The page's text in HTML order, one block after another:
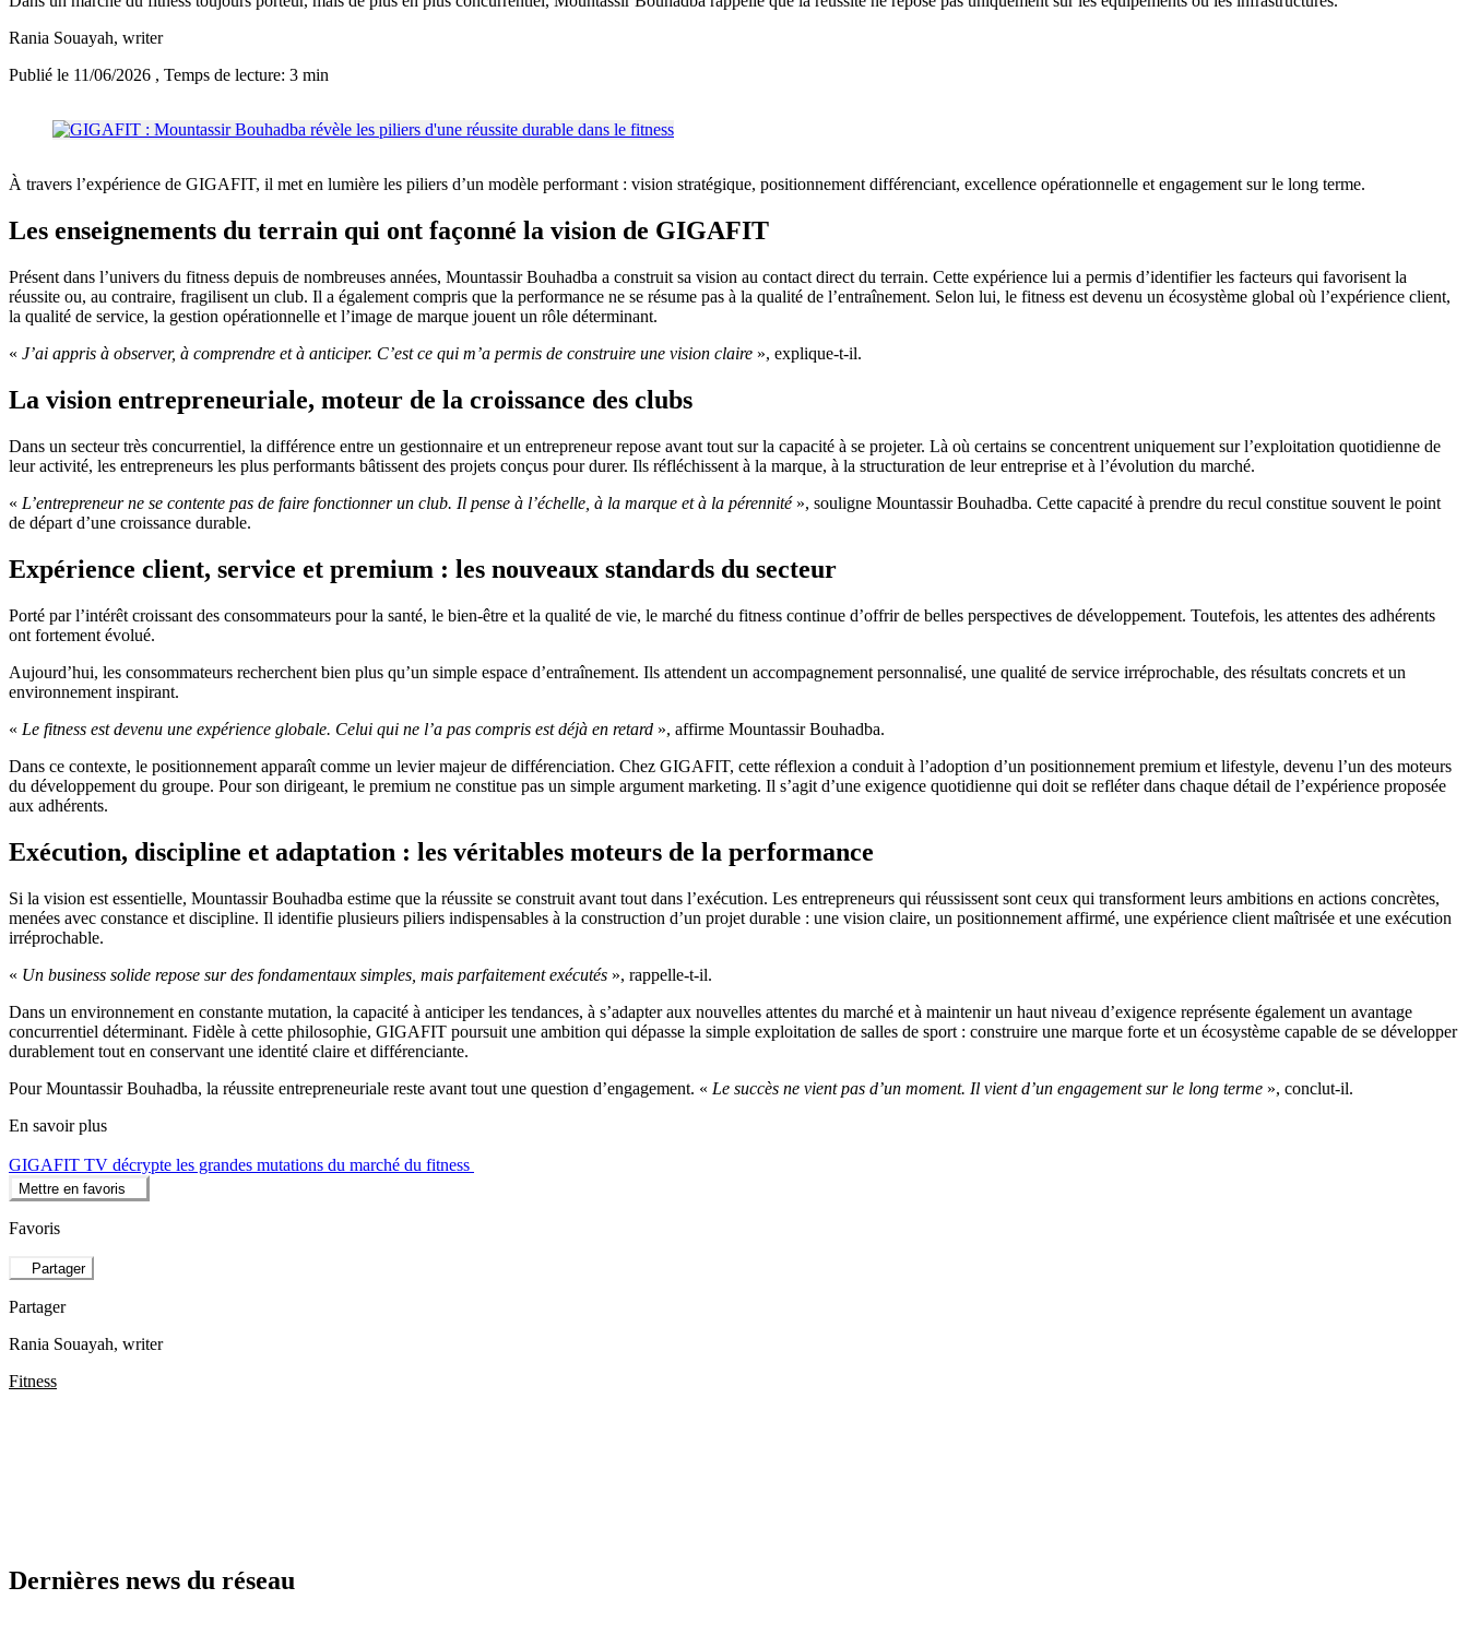
Rania Souayah, writer
Publié le 11/06/2026 , Temps de lecture: 3 min
À travers l’expérience de GIGAFIT, il met en lumière les piliers d’un modèle performant : vision stratégique, positionnement différenciant, excellence opérationnelle et engagement sur le long terme.
Les enseignements du terrain qui ont façonné la vision de GIGAFIT
Présent dans l’univers du fitness depuis de nombreuses années, Mountassir Bouhadba a construit sa vision au contact direct du terrain. Cette expérience lui a permis d’identifier les facteurs qui favorisent la
réussite ou, au contraire, fragilisent un club. Il a également compris que la performance ne se résume pas à la qualité de l’entraînement. Selon lui, le fitness est devenu un écosystème global où l’expérience client,
la qualité de service, la gestion opérationnelle et l’image de marque jouent un rôle déterminant.
« J’ai appris à observer, à comprendre et à anticiper. C’est ce qui m’a permis de construire une vision claire », explique-t-il.
La vision entrepreneuriale, moteur de la croissance des clubs
Dans un secteur très concurrentiel, la différence entre un gestionnaire et un entrepreneur repose avant tout sur la capacité à se projeter. Là où certains se concentrent uniquement sur l’exploitation quotidienne de
leur activité, les entrepreneurs les plus performants bâtissent des projets conçus pour durer. Ils réfléchissent à la marque, à la structuration de leur entreprise et à l’évolution du marché.
« L’entrepreneur ne se contente pas de faire fonctionner un club. Il pense à l’échelle, à la marque et à la pérennité», souligne Mountassir Bouhadba. Cette capacité à prendre du recul constitue souvent le point
de départ d’une croissance durable.
Expérience client, service et premium : les nouveaux standards du secteur
Porté par l’intérêt croissant des consommateurs pour la santé, le bien-être et la qualité de vie, le marché du fitness continue d’offrir de belles perspectives de développement. Toutefois, les attentes des adhérents
ont fortement évolué.
Aujourd’hui, les consommateurs recherchent bien plus qu’un simple espace d’entraînement. Ils attendent un accompagnement personnalisé, une qualité de service irréprochable, des résultats concrets et un
environnement inspirant.
« Le fitness est devenu une expérience globale. Celui qui ne l’a pas compris est déjà en retard », affirme Mountassir Bouhadba.
Dans ce contexte, le positionnement apparaît comme un levier majeur de différenciation. Chez GIGAFIT, cette réflexion a conduit à l’adoption d’un positionnement premium et lifestyle, devenu l’un des moteurs
du développement du groupe. Pour son dirigeant, le premium ne constitue pas un simple argument marketing. Il s’agit d’une exigence quotidienne qui doit se refléter dans chaque détail de l’expérience proposée
aux adhérents.
Exécution, discipline et adaptation : les véritables moteurs de la performance
Si la vision est essentielle, Mountassir Bouhadba estime que la réussite se construit avant tout dans l’exécution. Les entrepreneurs qui réussissent sont ceux qui transforment leurs ambitions en actions concrètes,
menées avec constance et discipline. Il identifie plusieurs piliers indispensables à la construction d’un projet durable : une vision claire, un positionnement affirmé, une expérience client maîtrisée et une exécution
irréprochable.
« Un business solide repose sur des fondamentaux simples, mais parfaitement exécutés », rappelle-t-il.
Dans un environnement en constante mutation, la capacité à anticiper les tendances, à s’adapter aux nouvelles attentes du marché et à maintenir un haut niveau d’exigence représente également un avantage
concurrentiel déterminant. Fidèle à cette philosophie, GIGAFIT poursuit une ambition qui dépasse la simple exploitation de salles de sport : construire une marque forte et un écosystème capable de se développer
durablement tout en conservant une identité claire et différenciante.
Pour Mountassir Bouhadba, la réussite entrepreneuriale reste avant tout une question d’engagement. « Le succès ne vient pas d’un moment. Il vient d’un engagement sur le long terme », conclut-il.
En savoir plus
GIGAFIT TV décrypte les grandes mutations du marché du fitness
Mettre en favoris
Favoris
Partager
Partager
Rania Souayah, writer
Fitness
Dernières news du réseau